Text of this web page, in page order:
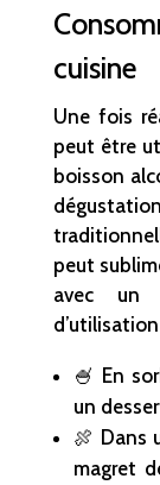
cuisine
Une fois
peut être
boisson
peut
avec un
🍧 En
un
🍖 Dans
magret